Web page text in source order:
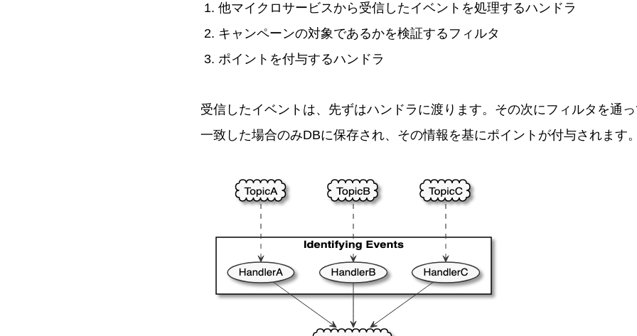
他マイクロサービスから受信したイベントを処理するハンドラ
キャンペーンの対象であるかを検証するフィルタ
ポイントを付与するハンドラ
受信したイベントは、先ずはハンドラに渡ります。その次にフィルタを通
一致した場合のみDBに保存され、その情報を基にポイントが付与されます。